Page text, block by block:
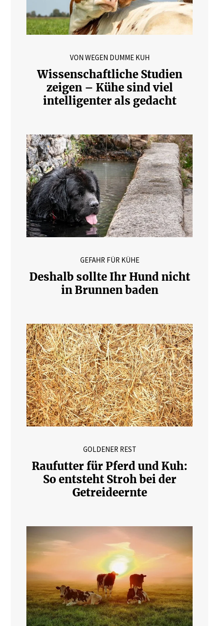
VON WEGEN DUMME KUH
Wissenschaftliche Studien
zeigen – Kühe sind viel
intelligenter als gedacht
GEFAHR FÜR KÜHE
Deshalb sollte Ihr Hund nicht
in Brunnen baden
GOLDENER REST
Raufutter für Pferd und Kuh:
So entsteht Stroh bei der
Getreideernte